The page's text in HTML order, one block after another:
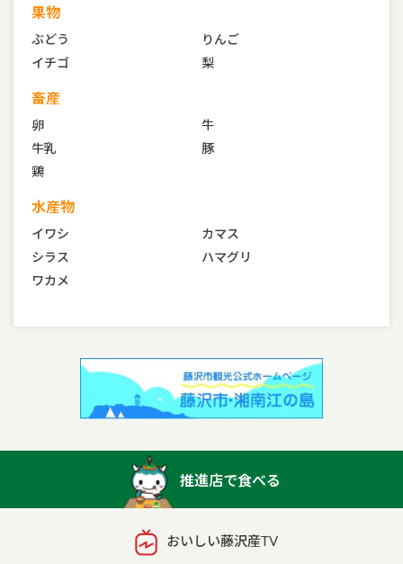
果物
ぶどう
りんご
イチゴ
梨
畜産
卵
牛
牛乳
豚
鶏
水産物
イワシ
カマス
シラス
ハマグリ
ワカメ
推進店で食べる
おいしい藤沢産TV